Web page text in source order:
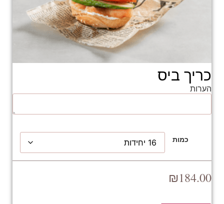
כריך ביס
הערות
כמות
₪184.00